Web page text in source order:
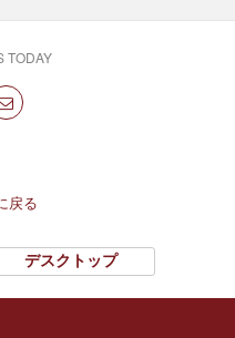
TODAY
戻る
デスクトップ